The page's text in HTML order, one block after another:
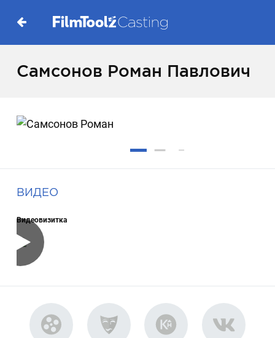
Самсонов Роман Павлович
ВИДЕО
Видеовизитка